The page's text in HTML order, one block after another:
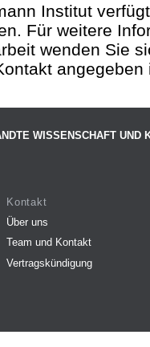
Institut
Für weitere
wenden Sie
WISSENSCHAFT UND
Kontakt
Über uns
Team und Kontakt
Vertragskündigung